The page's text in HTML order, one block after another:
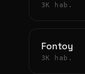
3K hab.
Fontoy
3K hab.